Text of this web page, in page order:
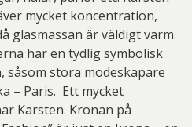
mycket koncentration,
glasmassan är väldigt varm.
har en tydlig symbolisk
såsom stora modeskapare
– Paris. Ett mycket
Karsten. Kronan på